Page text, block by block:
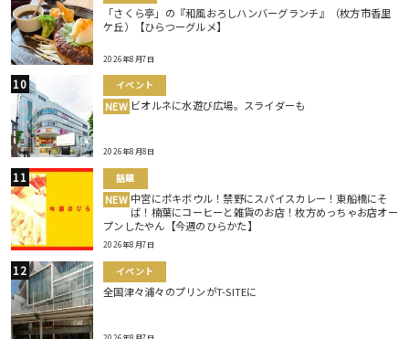
「さくら亭」の『和風おろしハンバーグランチ』（枚方市香里
ケ丘）【ひらつーグルメ】
2026年8月7日
イベント
NEW ビオルネに水遊び広場。スライダーも
2026年8月8日
話題
NEW 中宮にポキボウル！禁野にスパイスカレー！東船橋にそ
ば！楠葉にコーヒーと雑貨のお店！枚方めっちゃお店オー
プンしたやん【今週のひらかた】
2026年8月7日
イベント
全国津々浦々のプリンがT-SITEに